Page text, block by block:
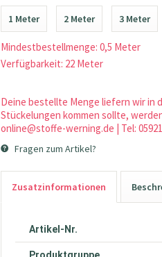
1 Meter 2 Meter 3 Meter
Mindestbestellmenge: 0,5 Meter
Verfügbarkeit: 22 Meter
Deine bestellte Menge liefern wir in
Stückelungen kommen sollte,
online@stoffe-werning.de | Tel:
Fragen zum Artikel?
Zusatzinformationen
Artikel-Nr.